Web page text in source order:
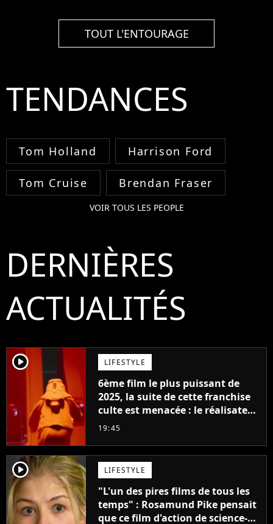
TOUT L'ENTOURAGE
TENDANCES
Tom Holland Harrison Ford
Tom Cruise Brendan Fraser
VOIR TOUS LES PEOPLE
DERNIÈRES
ACTUALITÉS
player2 LIFESTYLE
6ème film le plus puissant de
2025, la suite de cette franchise
culte est menacée : le réalisateur
claque la porte pour "différends
19:45
player2 LIFESTYLE
"L'un des pires films de tous les
temps" : Rosamund Pike pensait
que ce film d'action de science-